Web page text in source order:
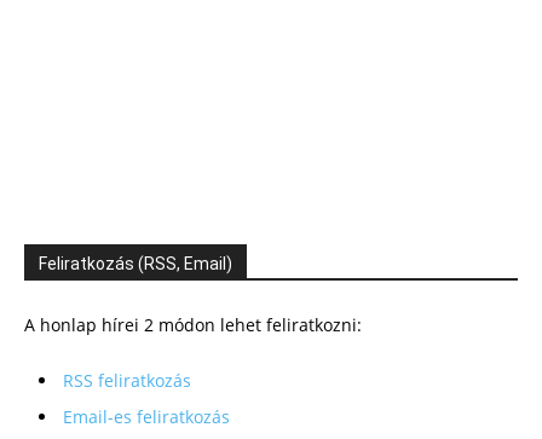
Feliratkozás (RSS, Email)
A honlap hírei 2 módon lehet feliratkozni:
RSS feliratkozás
Email-es feliratkozás